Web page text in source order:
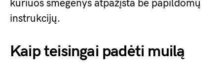
kuriuos smegenys atpažįsta be papildomų
instrukcijų.
Kaip teisingai padėti muilą